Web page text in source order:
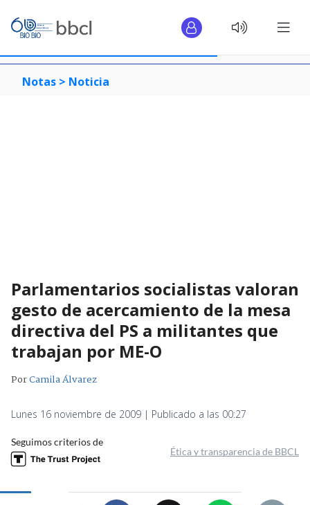
Notas > Noticia
Parlamentarios socialistas valoran
gesto de acercamiento de la mesa
directiva del PS a militantes que
trabajan por ME-O
PorCamila Álvarez
Lunes 16 noviembre de 2009 | Publicado a las 00:27
Seguimos criterios de
Ética y transparencia de BBCL